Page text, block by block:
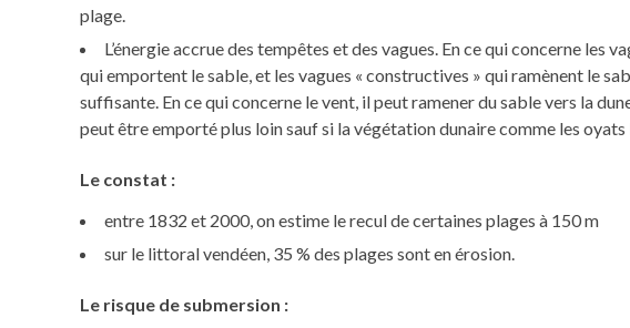
plage.
L’énergie accrue des tempêtes et des vagues. En ce qui concerne les
qui emportent le sable, et les vagues « constructives » qui ramènent le
suffisante. En ce qui concerne le vent, il peut ramener du sable vers la
peut être emporté plus loin sauf si la végétation dunaire comme les
Le constat :
entre 1832 et 2000, on estime le recul de certaines plages à 150 m
sur le littoral vendéen, 35 % des plages sont en érosion.
Le risque de submersion :